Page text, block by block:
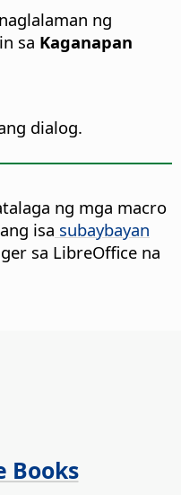
ng
sa Kaganapan
dialog.
ng mga macro
isa subaybayan
sa LibreOffice na
Books